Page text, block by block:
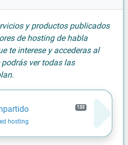
y productos publicados
de hosting de habla
te interese y accederas al
ver todas las
133
hosting